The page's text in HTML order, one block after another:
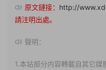
原文鏈接： http://
請注明出處。
聲明：
1.本站部分内容轉載自其它